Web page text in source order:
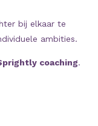
bij elkaar te
ambities.
coaching.